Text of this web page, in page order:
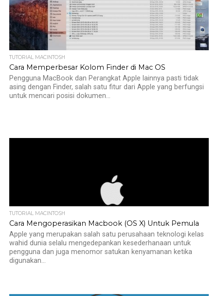
TUTORIAL MACINTOSH
Cara Memperbesar Kolom Finder di Mac OS
Pengguna MacBook dan Perangkat Apple lainnya pasti tidak
asing dengan Finder, salah satu fitur dari Apple yang berfungsi
untuk mencari posisi dokumen...
TUTORIAL MACINTOSH
Cara Mengoperasikan Macbook (OS X) Untuk Pemula
Apple yang merupakan salah satu perusahaan teknologi kelas
wahid dunia selalu mengedepankan kesederhanaan untuk
pengguna dan juga menomor satukan kenyamanan ketika
digunakan...